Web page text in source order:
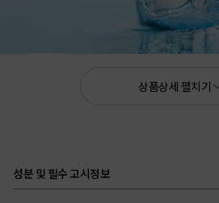
동해안 청정해역 고
상품상세 펼치기
성분 및 필수 고시정보